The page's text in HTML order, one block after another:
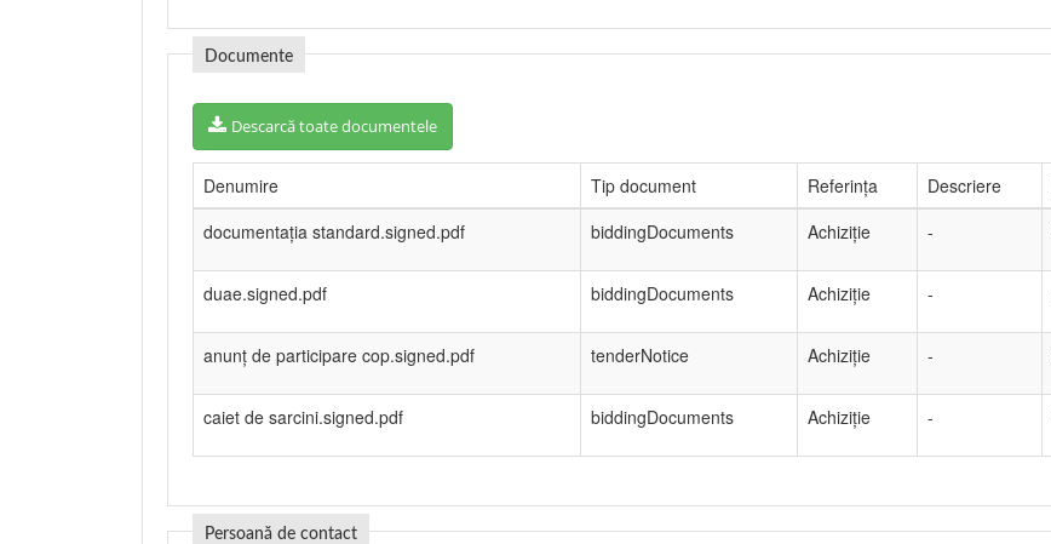
Documente
Descarcă toate documentele
Denumire Tip document Referința Descriere
documentaţia standard.signed.pdf
biddingDocuments Achiziție -
duae.signed.pdf biddingDocuments Achiziție -
anunț de participare cop.signed.pdf tenderNotice Achiziție -
caiet de sarcini.signed.pdf biddingDocuments Achiziție -
Persoană de contact